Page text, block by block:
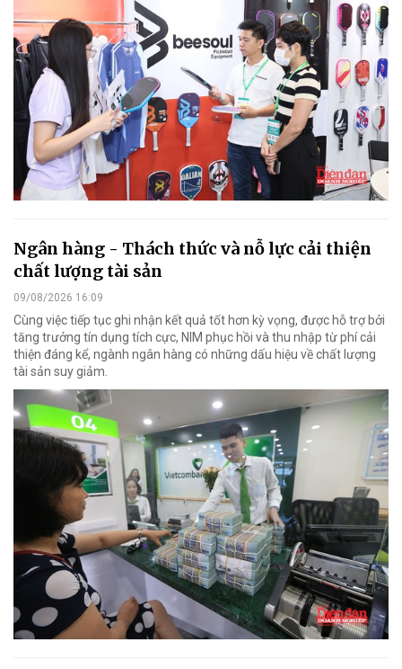
Ngân hàng - Thách thức và nỗ lực cải thiện
chất lượng tài sản
09/08/2026 16:09
Cùng việc tiếp tục ghi nhận kết quả tốt hơn kỳ vọng, được hỗ trợ bởi
tăng trưởng tín dụng tích cực, NIM phục hồi và thu nhập từ phí cải
thiện đáng kể, ngành ngân hàng có những dấu hiệu về chất lượng
tài sản suy giảm.